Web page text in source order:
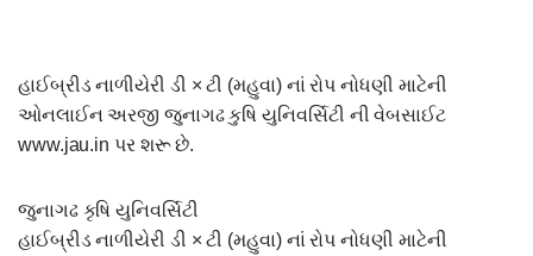
હાઈબ્રીડ નાળીયેરી ડી × ટી (મહુવા) નાં રોપ નોધણી માટેની
ઓનલાઈન અરજી જુનાગઢ કુષિ યુનિવર્સિટી ની વેબસાઈટ
www.jau.in પર શરૂ છે.
જુનાગઢ કૃષિ યુનિવર્સિટી
હાઈબ્રીડ નાળીયેરી ડી × ટી (મહુવા) નાં રોપ નોધણી માટેની